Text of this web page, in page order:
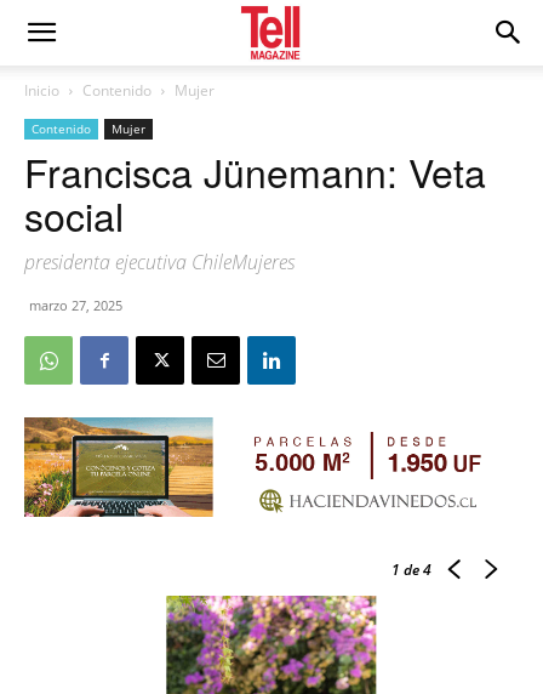
Inicio Contenido Mujer
Contenido Mujer
Francisca Jünemann: Veta
social
presidenta ejecutiva ChileMujeres
marzo 27, 2025
1 de 4